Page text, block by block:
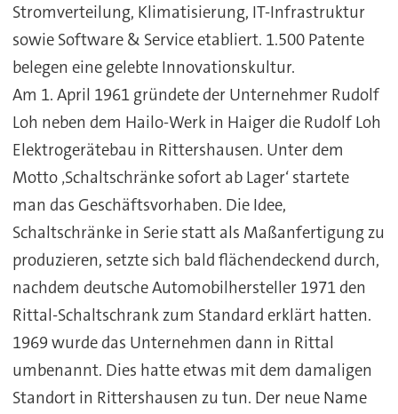
Stromverteilung, Klimatisierung, IT-Infrastruktur
sowie Software & Service etabliert. 1.500 Patente
belegen eine gelebte Innovationskultur.
Am 1. April 1961 gründete der Unternehmer Rudolf
Loh neben dem Hailo-Werk in Haiger die Rudolf Loh
Elektrogerätebau in Rittershausen. Unter dem
Motto ‚Schaltschränke sofort ab Lager‘ startete
man das Geschäftsvorhaben. Die Idee,
Schaltschränke in Serie statt als Maßanfertigung zu
produzieren, setzte sich bald flächendeckend durch,
nachdem deutsche Automobilhersteller 1971 den
Rittal-Schaltschrank zum Standard erklärt hatten.
1969 wurde das Unternehmen dann in Rittal
umbenannt. Dies hatte etwas mit dem damaligen
Standort in Rittershausen zu tun. Der neue Name